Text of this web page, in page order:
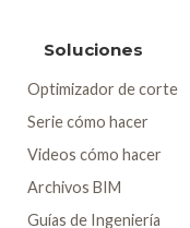
Soluciones
Optimizador de corte
Serie cómo hacer
Videos cómo hacer
Archivos BIM
Guías de Ingeniería